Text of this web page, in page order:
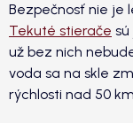
Bezpečnosť nie je
Tekuté stierače
už bez nich
voda sa na skle
rýchlosti nad 50